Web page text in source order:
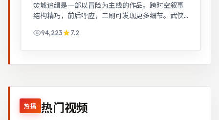
焚城追缉是一部以冒险为主线的作品。跨时空叙事
结构精巧，前后呼应，二刷可发现更多细节。武侠
94,223
7.2
热播 热门视频